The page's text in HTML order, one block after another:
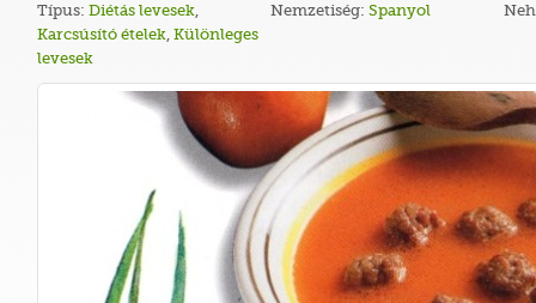
Típus: Diétás levesek,
Karcsúsító ételek, Különleges
levesek
Nemzetiség: Spanyol